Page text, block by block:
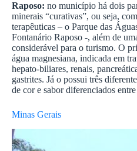
Raposo: no município há dois
minerais “curativas”, ou seja,
terapêuticas – o Parque das
Fontanário Raposo -, além de
considerável para o turismo. O
água magnesiana, indicada em
hepato-biliares, renais,
gastrites. Já o possui três
de cor e sabor diferenciados
Minas Gerais